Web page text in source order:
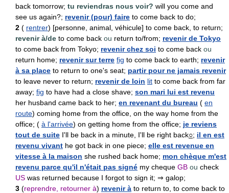
back tomorrow; tu reviendras nous voir? will you come and
see us again?; revenir (pour) faire to come back to do;
2 ( rentrer) [personne, animal, véhicule] to come back, to return;
revenir à/de to come back ou return to/from; revenir de Tokyo
to come back from Tokyo; revenir chez soi to come back ou
return home; revenir sur terre fig to come back to earth; revenir
à sa place to return to one's seat; partir pour ne jamais revenir
to leave never to return; revenir de loin lit to come back from far
away; fig to have had a close shave; son mari lui est revenu
her husband came back to her; en revenant du bureau ( en
route) coming home from the office, on the way home from the
office; ( à l'arrivée) on getting home from the office; je reviens
tout de suite I'll be back in a minute, I'll be right back○; il en est
revenu vivant he got back in one piece; elle est revenue en
vitesse à la maison she rushed back home; mon chèque m'est
revenu parce qu'il n'était pas signé my cheque GB ou check
US was returned because I forgot to sign it; ⇒ galop;
3 (reprendre, retourner à) revenir à to return to, to come back to